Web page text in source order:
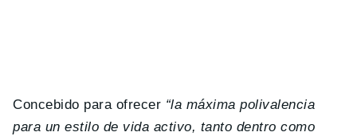
Concebido para ofrecer “la máxima polivalencia
para un estilo de vida activo, tanto dentro como